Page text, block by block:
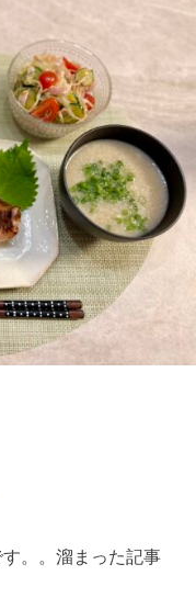
。。溜まった記事